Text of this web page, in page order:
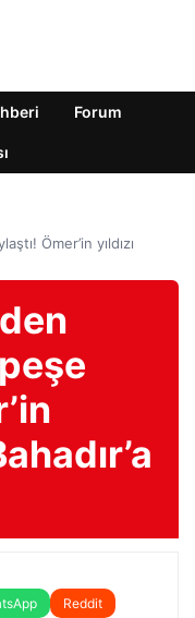
Forum
Ömer’in yıldızı
Reddit